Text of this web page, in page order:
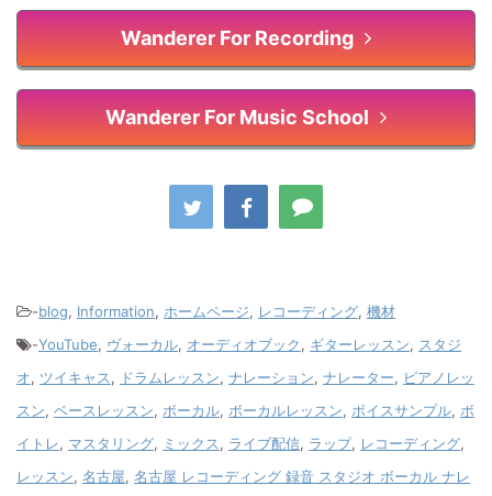
Wanderer For Recording
Wanderer For Music School
-blog, Information, ホームページ, レコーディング, 機材
-YouTube, ヴォーカル, オーディオブック, ギターレッスン, スタジ
オ, ツイキャス, ドラムレッスン, ナレーション, ナレーター, ピアノレッ
スン, ベースレッスン, ボーカル, ボーカルレッスン, ボイスサンプル, ボ
イトレ, マスタリング, ミックス, ライブ配信, ラップ, レコーディング,
レッスン, 名古屋, 名古屋 レコーディング 録音 スタジオ ボーカル ナレ